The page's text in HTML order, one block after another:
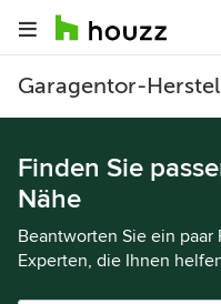
Garagentor-
Finden Sie
Nähe
Beantworten Sie ein
Experten, die Ihnen